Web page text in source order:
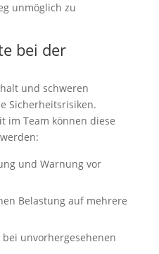
unmöglich zu
bei der
und schweren
Sicherheitsrisiken.
im Team können diese
und Warnung vor
Belastung auf mehrere
unvorhergesehenen